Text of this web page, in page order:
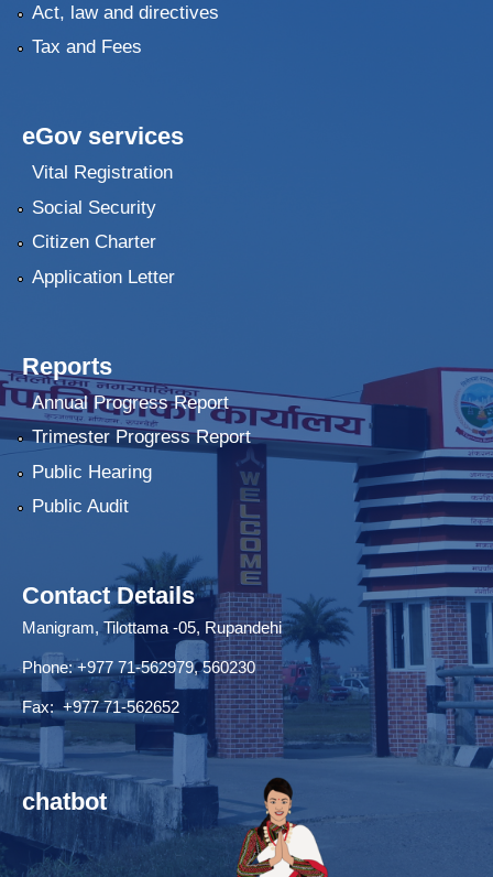
Act, law and directives
Tax and Fees
eGov services
Vital Registration
Social Security
Citizen Charter
Application Letter
Reports
Annual Progress Report
Trimester Progress Report
Public Hearing
Public Audit
Contact Details
Manigram, Tilottama -05, Rupandehi
Phone: +977 71-562979, 560230
Fax: +977 71-562652
chatbot